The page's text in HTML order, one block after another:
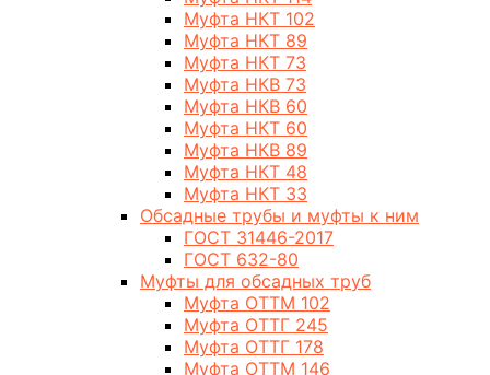
Муфта НКТ 102
Муфта НКТ 89
Муфта НКТ 73
Муфта НКВ 73
Муфта НКВ 60
Муфта НКТ 60
Муфта НКВ 89
Муфта НКТ 48
Муфта НКТ 33
Обсадные трубы и муфты к ним
ГОСТ 31446-2017
ГОСТ 632-80
Муфты для обсадных труб
Муфта ОТТМ 102
Муфта ОТТГ 245
Муфта ОТТГ 178
Муфта ОТТМ 146